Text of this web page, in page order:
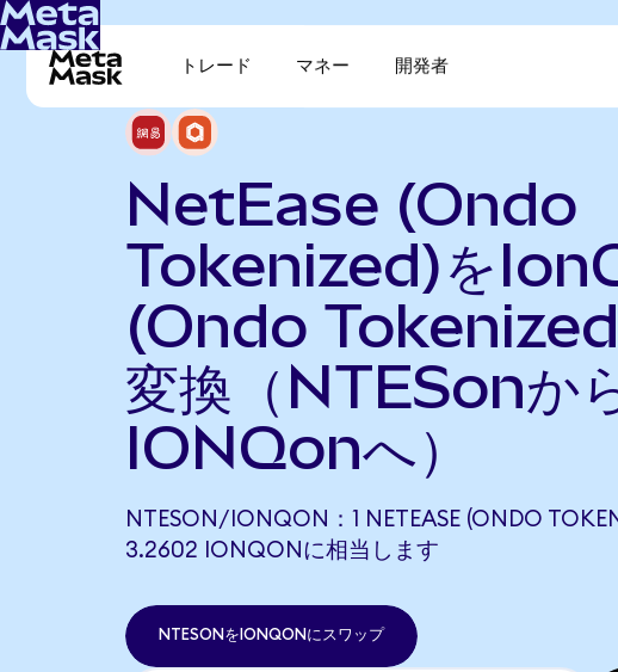
トレード マネー 開発者
NetEase (Ondo
Tokenized)を
(Ondo
変換（NTESonか
IONQonへ）
NTESON/IONQON：1 NETEASE (ONDO
3.2602 IONQONに相当します
NTESONをIONQONにスワップ